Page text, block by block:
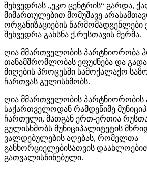
შეხვედრას „ეკო ცენტრის“ გარდა,
მიმართულებით მომუშავე
ორგანიზაციების წარმომადგენლები
შეხვედრა გახსნა ქ.რუსთავის მერმა.
ღია მმართველობის პარტნიორობა
თანამშრომლობას ეფუძნება და
მიღების პროცესში სამოქალაქო
ჩართვას გულისხმობს.
ღია მმართველობის პარტნიორობის
საქართველოდან რამდენიმე
ჩართული, მათგან ერთ-ერთია
გულისხმობს მუნიციპალიტეტის
ვალდებულების აღებას, რომელთა
განხორციელებისათვის
გათვალისწინებული.